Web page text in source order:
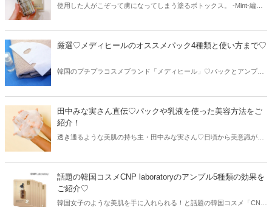
使用した人がこぞって虜になってしまう塗るボトックス。 -Mint-編集
厳選♡メディヒールのオススメパック4種類と使い方まで♡
韓国のプチプラコスメブランド「メディヒール」♡パックとアンプル
田中みな実さん直伝♡パックや乳液を使った美容方法をご
紹介！
透き通るような美肌の持ち主・田中みな実さん♡日頃から美意識が高
話題の韓国コスメCNP laboratoryのアンプル5種類の効果を
ご紹介♡
韓国女子のような美肌を手に入れられる！と話題の韓国コスメ「CNP